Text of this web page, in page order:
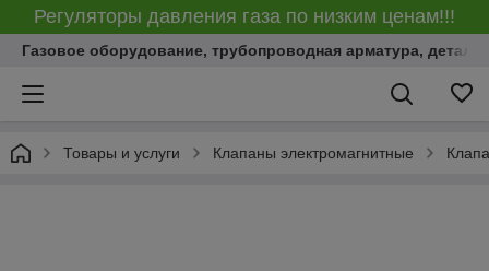
Регуляторы давления газа по низким ценам!!!
Газовое оборудование, трубопроводная арматура,
Товары и услуги Клапаны электромагнитные